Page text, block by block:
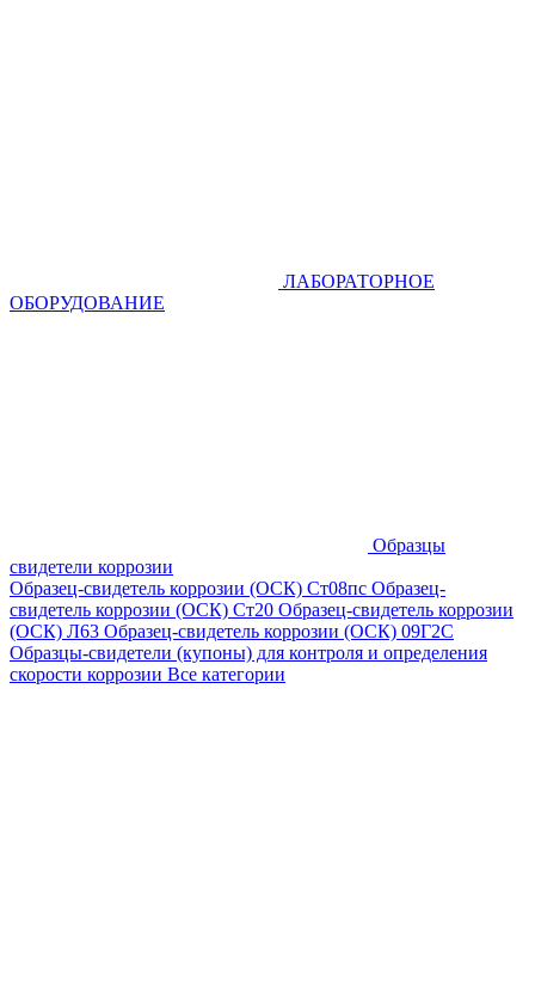
ЛАБОРАТОРНОЕ
ОБОРУДОВАНИЕ
Образцы
свидетели коррозии
Образец-свидетель коррозии (ОСК) Ст08пс Образец-
свидетель коррозии (ОСК) Ст20 Образец-свидетель коррозии
(ОСК) Л63 Образец-свидетель коррозии (ОСК) 09Г2С
Образцы-свидетели (купоны) для контроля и определения
скорости коррозии Все категории